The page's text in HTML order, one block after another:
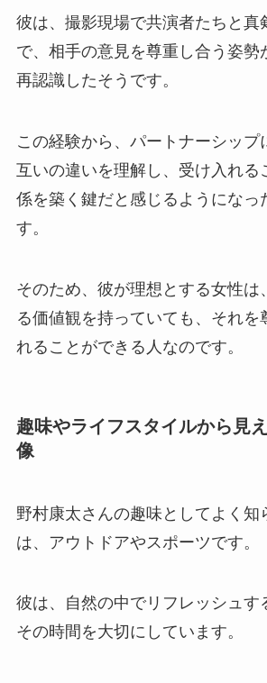
彼は、撮影現場で共演者たちと真
で、相手の意見を尊重し合う姿勢
再認識したそうです。
この経験から、パートナーシップ
互いの違いを理解し、受け入れる
係を築く鍵だと感じるようになっ
す。
そのため、彼が理想とする女性は
る価値観を持っていても、それを
れることができる人なのです。
趣味やライフスタイルから見
像
野村康太さんの趣味としてよく知
は、アウトドアやスポーツです。
彼は、自然の中でリフレッシュす
その時間を大切にしています。